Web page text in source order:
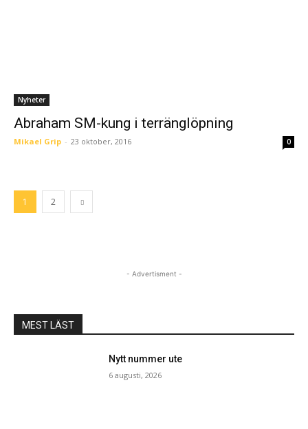
Nyheter
Abraham SM-kung i terränglöpning
Mikael Grip - 23 oktober, 2016 0
1 2
- Advertisment -
MEST LÄST
Nytt nummer ute
6 augusti, 2026